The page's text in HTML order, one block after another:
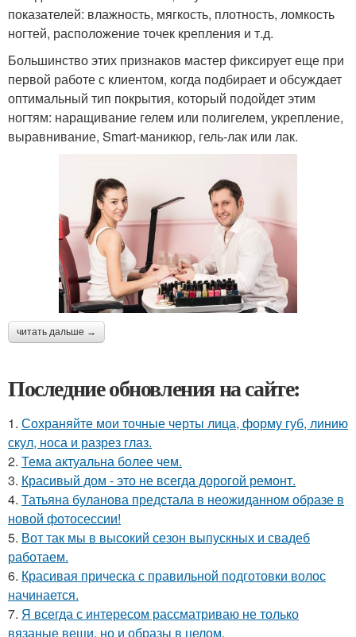
показателей: влажность, мягкость, плотность, ломкость
ногтей, расположение точек крепления и т.д.
Большинство этих признаков мастер фиксирует еще при
первой работе с клиентом, когда подбирает и обсуждает
оптимальный тип покрытия, который подойдет этим
ногтям: наращивание гелем или полигелем, укрепление,
выравнивание, Smart-маникюр, гель-лак или лак.
читать дальше →
Последние обновления на сайте:
1. Сохраняйте мои точные черты лица, форму губ, линию
скул, носа и разрез глаз.
2. Тема актуальна более чем.
3. Красивый дом - это не всегда дорогой ремонт.
4. Татьяна буланова предстала в неожиданном образе в
новой фотосессии!
5. Вот так мы в высокий сезон выпускных и свадеб
работаем.
6. Красивая прическа с правильной подготовки волос
начинается.
7. Я всегда с интересом рассматриваю не только
вязаные вещи, но и образы в целом.